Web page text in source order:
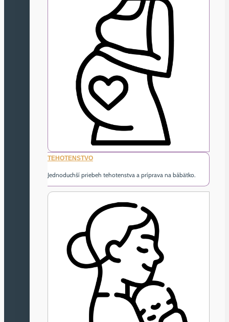
TEHOTENSTVO
Jednoduchší priebeh tehotenstva a príprava na bábätko.